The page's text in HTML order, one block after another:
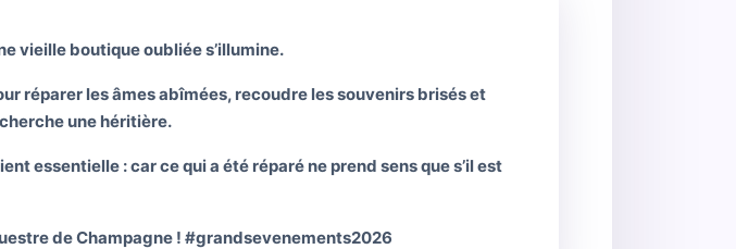
vieille boutique oubliée s’illumine.
réparer les âmes abîmées, recoudre les souvenirs brisés et
une héritière.
essentielle : car ce qui a été réparé ne prend sens que s’il est
de Champagne ! #grandsevenements2026